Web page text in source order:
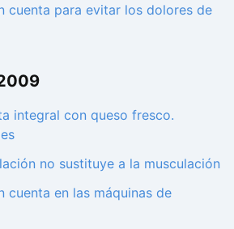
cuenta para evitar los dolores de
integral con queso fresco.
no sustituye a la musculación
cuenta en las máquinas de